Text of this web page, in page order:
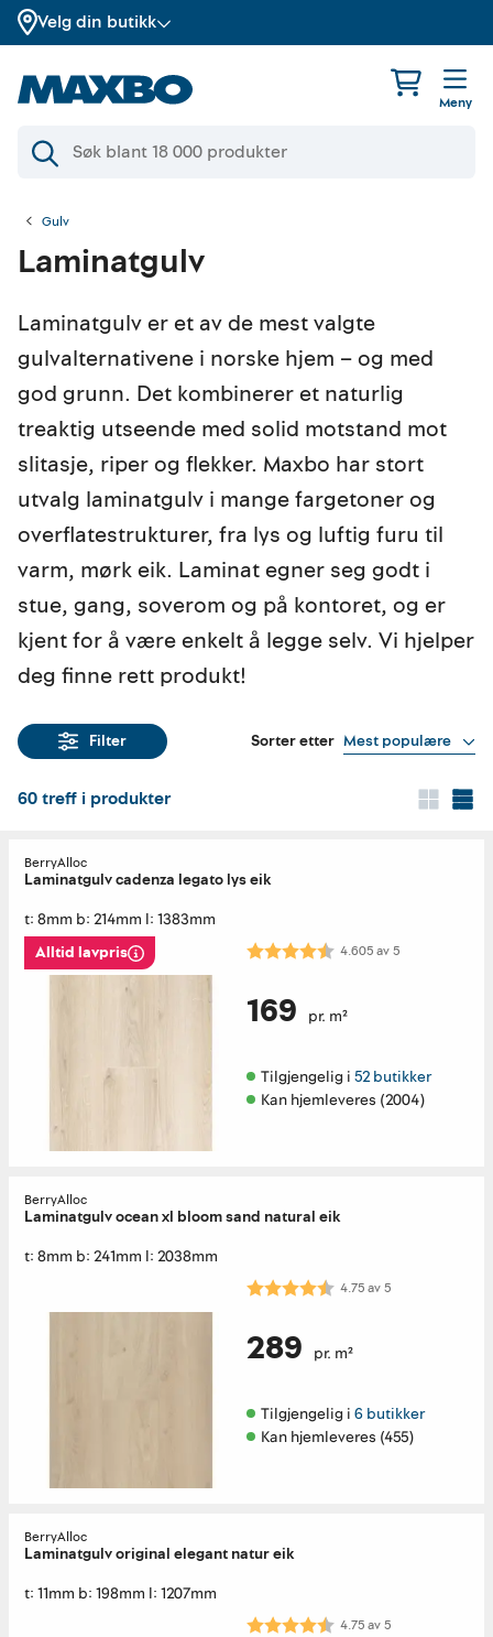
Velg din butikk
Meny
Gulv
Laminatgulv
Laminatgulv er et av de mest valgte
gulvalternativene i norske hjem – og med
god grunn. Det kombinerer et naturlig
treaktig utseende med solid motstand mot
slitasje, riper og flekker. Maxbo har stort
utvalg laminatgulv i mange fargetoner og
overflatestrukturer, fra lys og luftig furu til
varm, mørk eik. Laminat egner seg godt i
stue, gang, soverom og på kontoret, og er
kjent for å være enkelt å legge selv. Vi hjelper
deg finne rett produkt!
Filter Sorter etter Mest populære
60treff i produkter
BerryAlloc
Laminatgulv cadenza legato lys eik
t: 8mm b: 214mm l: 1383mm
Alltid lavpris
Karakter: 4.6 av 5 mulige
4.605av5
169 pr. m²
Tilgjengelig i 52 butikker
Kan hjemleveres (2004)
BerryAlloc
Laminatgulv ocean xl bloom sand natural eik
t: 8mm b: 241mm l: 2038mm
Karakter: 4.8 av 5 mulige
4.75av5
289 pr. m²
Tilgjengelig i 6 butikker
Kan hjemleveres (455)
BerryAlloc
Laminatgulv original elegant natur eik
t: 11mm b: 198mm l: 1207mm
Karakter: 4.8 av 5 mulige
4.75av5